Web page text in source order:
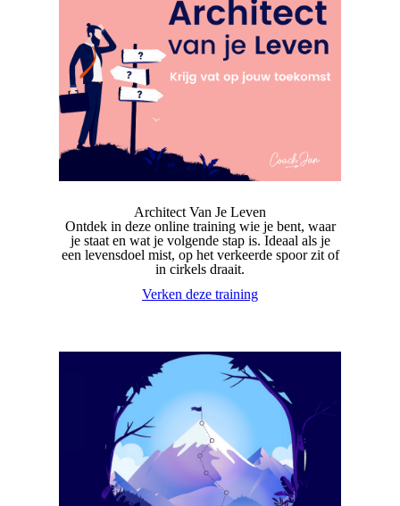
Architect Van Je Leven
Ontdek in deze online training wie je bent, waar
je staat en wat je volgende stap is. Ideaal als je
een levensdoel mist, op het verkeerde spoor zit of
in cirkels draait.
Verken deze training